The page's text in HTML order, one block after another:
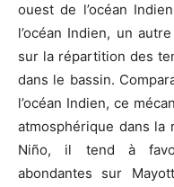
ouest de l’océan
l’océan Indien, un
sur la répartition des
dans le bassin.
l’océan Indien, ce
atmosphérique dans la
Niño, il tend à
abondantes sur